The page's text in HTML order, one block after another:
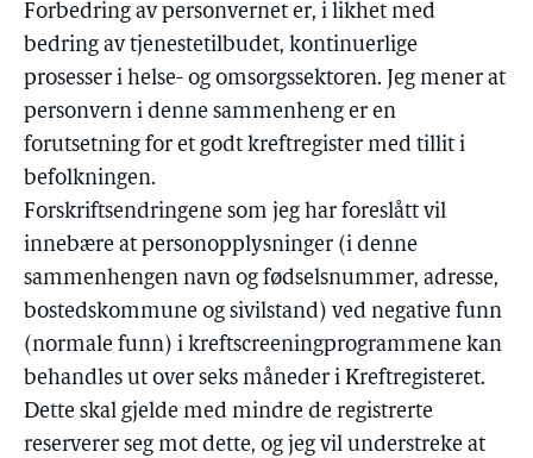
Forbedring av personvernet er, i likhet med
bedring av tjenestetilbudet, kontinuerlige
prosesser i helse- og omsorgssektoren. Jeg mener at
personvern i denne sammenheng er en
forutsetning for et godt kreftregister med tillit i
befolkningen.
Forskriftsendringene som jeg har foreslått vil
innebære at personopplysninger (i denne
sammenhengen navn og fødselsnummer, adresse,
bostedskommune og sivilstand) ved negative funn
(normale funn) i kreftscreeningprogrammene kan
behandles ut over seks måneder i Kreftregisteret.
Dette skal gjelde med mindre de registrerte
reserverer seg mot dette, og jeg vil understreke at